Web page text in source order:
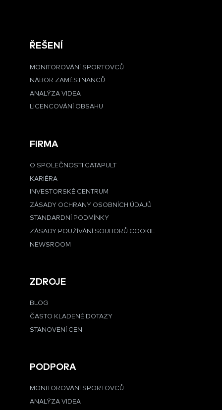
ŘEŠENÍ
MONITOROVÁNÍ SPORTOVCŮ
NÁBOR ZAMĚSTNANCŮ
ANALÝZA VIDEA
LICENCOVÁNÍ OBSAHU
FIRMA
O SPOLEČNOSTI CATAPULT
KARIÉRA
INVESTORSKÉ CENTRUM
ZÁSADY OCHRANY OSOBNÍCH ÚDAJŮ
STANDARDNÍ PODMÍNKY
ZÁSADY POUŽÍVÁNÍ SOUBORŮ COOKIE
NEWSROOM
ZDROJE
BLOG
ČASTO KLADENÉ DOTAZY
STANOVENÍ CEN
PODPORA
MONITOROVÁNÍ SPORTOVCŮ
ANALÝZA VIDEA